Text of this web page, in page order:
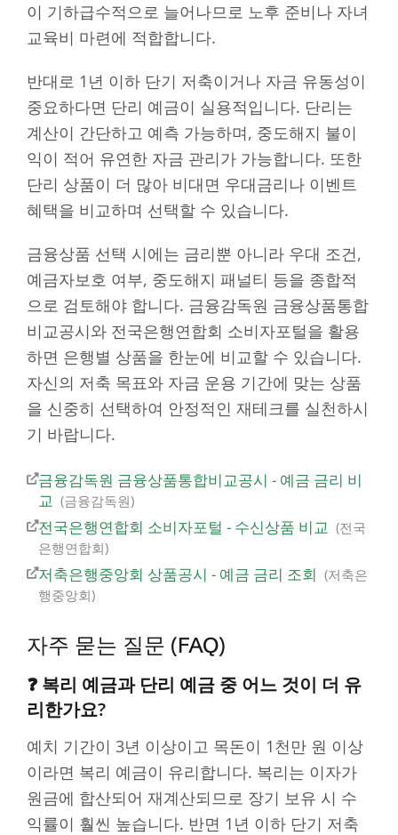
이 기하급수적으로 늘어나므로 노후 준비나 자녀
교육비 마련에 적합합니다.
반대로 1년 이하 단기 저축이거나 자금 유동성이
중요하다면 단리 예금이 실용적입니다. 단리는
계산이 간단하고 예측 가능하며, 중도해지 불이
익이 적어 유연한 자금 관리가 가능합니다. 또한
단리 상품이 더 많아 비대면 우대금리나 이벤트
혜택을 비교하며 선택할 수 있습니다.
금융상품 선택 시에는 금리뿐 아니라 우대 조건,
예금자보호 여부, 중도해지 패널티 등을 종합적
으로 검토해야 합니다. 금융감독원 금융상품통합
비교공시와 전국은행연합회 소비자포털을 활용
하면 은행별 상품을 한눈에 비교할 수 있습니다.
자신의 저축 목표와 자금 운용 기간에 맞는 상품
을 신중히 선택하여 안정적인 재테크를 실천하시
기 바랍니다.
금융감독원 금융상품통합비교공시 - 예금 금리 비
교
금융감독원
전국은행연합회 소비자포털 - 수신상품 비교
전국
은행연합회
저축은행중앙회 상품공시 - 예금 금리 조회
저축은
행중앙회
자주 묻는 질문 (FAQ)
❓ 복리 예금과 단리 예금 중 어느 것이 더 유
리한가요?
예치 기간이 3년 이상이고 목돈이 1천만 원 이상
이라면 복리 예금이 유리합니다. 복리는 이자가
원금에 합산되어 재계산되므로 장기 보유 시 수
익률이 훨씬 높습니다. 반면 1년 이하 단기 저축